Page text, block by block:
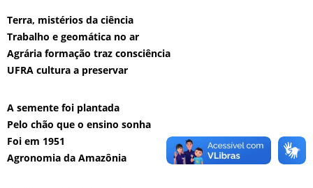
Terra, mistérios da ciência
Trabalho e geomática no ar
Agrária formação traz consciência
UFRA cultura a preservar
A semente foi plantada
Pelo chão que o ensino sonha
Foi em 1951
Agronomia da Amazônia